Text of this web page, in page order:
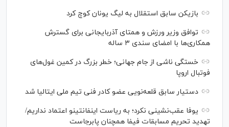
بازیکن سابق استقلال به لیگ یونان کوچ کرد
توافق وزیر ورزش و همتای آذربایجانی برای گسترش
همکاری‌ها با امضای سندی ۳ ساله
خستگی ناشی از جام جهانی؛ خطر بزرگ در کمین غول‌های
فوتبال اروپا
دستیار سابق قلعه‌نویی عضو کادر فنی تیم ملی ایتالیا شد
یوفا عقب‌نشینی نکرد؛ به ریاست اینفانتینو اعتماد نداریم/
تهدید تحریم مسابقات فیفا همچنان پابرجاست